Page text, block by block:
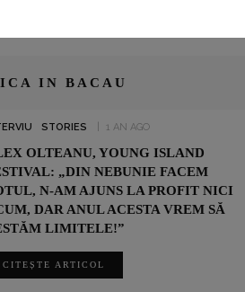
IN BACAU
STORIES 1 AN AGO
OLTEANU, YOUNG ISLAND
„DIN NEBUNIE FACEM
N-AM AJUNS LA PROFIT NICI
DAR ANUL ACESTA VREM SĂ
LIMITELE!”
CITEȘTE ARTICOL